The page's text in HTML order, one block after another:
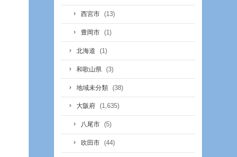
西宮市 (13)
豊岡市 (1)
北海道 (1)
和歌山県 (3)
地域未分類 (38)
大阪府 (1,635)
八尾市 (5)
吹田市 (44)